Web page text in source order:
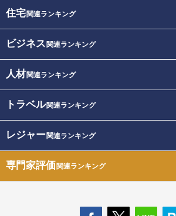
住宅関連ランキング
ビジネス 関連ランキング
人材関連ランキング
トラベル関連ランキング
レジャー関連ランキング
専門家評価関連ランキング